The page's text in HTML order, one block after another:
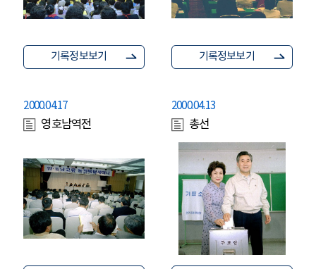
기록정보보기 기록정보보기
2000.04.17
영호남역전
2000.04.13
총선